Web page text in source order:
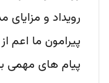
رویداد و مزایای
پیرامون ما
پیام های مهمی